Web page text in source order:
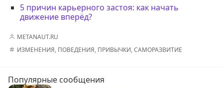
5 причин карьерного застоя: как начать
движение вперёд?
METANAUT.RU
ИЗМЕНЕНИЯ, ПОВЕДЕНИЯ, ПРИВЫЧКИ,САМОРАЗВИТИЕ
Популярные сообщения